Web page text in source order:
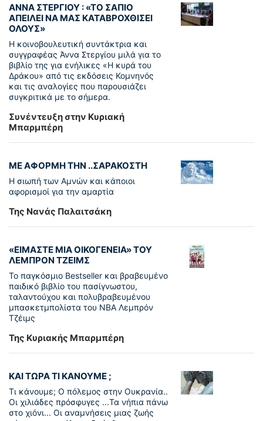
ΑΝΝΑ ΣΤΕΡΓΙΟΥ : «ΤΟ ΣΑΠΙΟ
ΑΠΕΙΛΕΙ ΝΑ ΜΑΣ ΚΑΤΑΒΡΟΧΘΙΣΕΙ
ΟΛΟΥΣ»
Η κοινοβουλευτική συντάκτρια και
συγγραφέας Άννα Στεργίου μιλά για το
βιβλίο της για ενήλικες «Η κυρά του
Δράκου» από τις εκδόσεις Κομνηνός
και τις αναλογίες που παρουσιάζει
συγκριτικά με το σήμερα.
Συνέντευξη στην Κυριακή
Μπαρμπέρη
ΜΕ ΑΦΟΡΜΗ ΤΗΝ ..ΣΑΡΑΚΟΣΤΗ
Η σιωπή των Αμνών και κάποιοι
αφορισμοί για την αμαρτία
Της Νανάς Παλαιτσάκη
«ΕΙΜΑΣΤΕ ΜΙΑ ΟΙΚΟΓΕΝΕΙΑ» ΤΟΥ
ΛΕΜΠΡΟΝ ΤΖΕΙΜΣ
To παγκόσµιο Bestseller και βραβευµένο
παιδικό βιβλίο του πασίγνωστου,
ταλαντούχου και πολυβραβευµένου
µπασκετµπολίστα του NBA Λεµπρόν
Τζέιμς
Της Κυριακής Μπαρμπέρη
ΚΑΙ ΤΩΡΑ ΤΙ ΚΑΝΟΥΜΕ ;
Τι κάνουμε; Ο πόλεμος στην Ουκρανία..
Οι χιλιάδες πρόσφυγες ...Τα νήπια πάνω
στο χιόνι... Οι αναμνήσεις μιας ζωής